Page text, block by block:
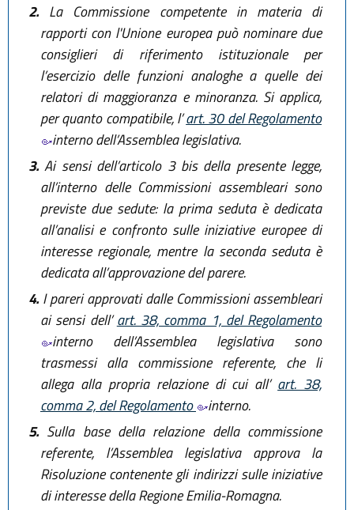
2.La Commissione competente in materia di
rapporti con l'Unione europea può nominare due
consiglieri di riferimento istituzionale per
l’esercizio delle funzioni analoghe a quelle dei
relatori di maggioranza e minoranza. Si applica,
per quanto compatibile, l’art. 30 del Regolamento
interno dell’Assemblea legislativa.
3.Ai sensi dell’articolo 3 bis della presente legge,
all’interno delle Commissioni assembleari sono
previste due sedute: la prima seduta è dedicata
all’analisi e confronto sulle iniziative europee di
interesse regionale, mentre la seconda seduta è
dedicata all’approvazione del parere.
4.I pareri approvati dalle Commissioni assembleari
ai sensi dell’art. 38, comma 1, del Regolamento
interno dell’Assemblea legislativa sono
trasmessi alla commissione referente, che li
allega alla propria relazione di cui all’ art. 38,
comma 2, del Regolamento
interno.
5.Sulla base della relazione della commissione
referente, l’Assemblea legislativa approva la
Risoluzione contenente gli indirizzi sulle iniziative
di interesse della Regione Emilia-Romagna.